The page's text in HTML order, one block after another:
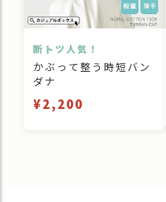
断トツ人気！
かぶって整う時短バン
ダナ
¥2,200